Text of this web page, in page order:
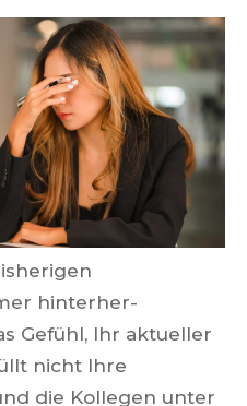
hinterher-
Gefühl, Ihr aktueller
nicht Ihre
die Kollegen unter